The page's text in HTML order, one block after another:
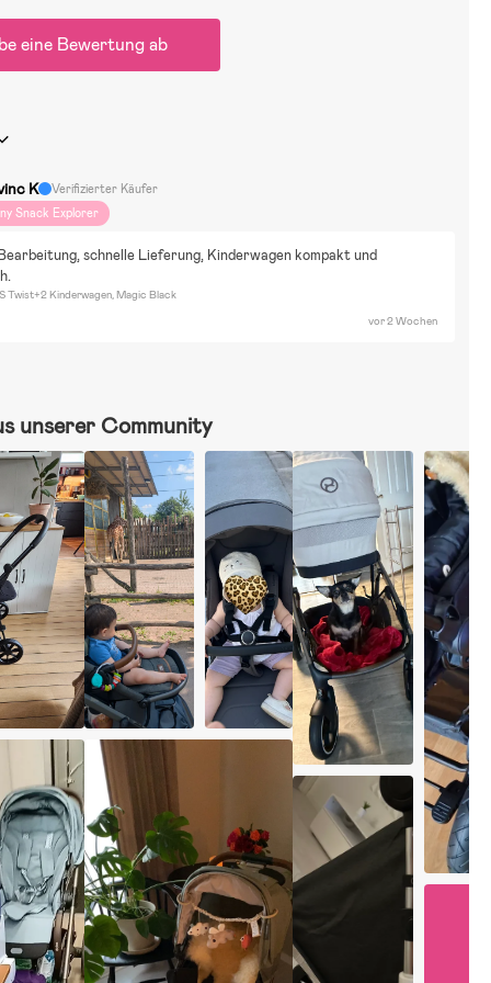
eine Bewertung ab
K
Verifizierter Käufer
Snack Explorer
schnelle Lieferung, Kinderwagen kompakt und
Twist+2 Kinderwagen, Magic Black
vor 2 Wochen
unserer Community